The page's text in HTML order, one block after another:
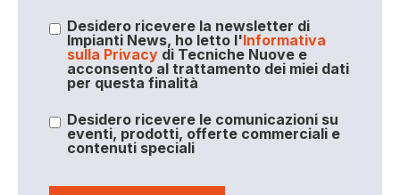
Desidero ricevere la newsletter di
Impianti News, ho letto l'Informativa
sulla Privacydi Tecniche Nuove e
acconsento al trattamento dei miei dati
per questa finalità
Desidero ricevere le comunicazioni su
eventi, prodotti, offerte commerciali e
contenuti speciali